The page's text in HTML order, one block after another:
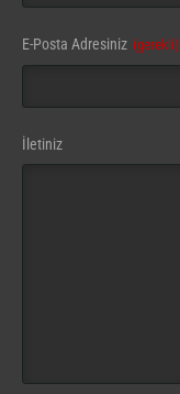
Contact
Email (gerekli)
E-Posta Adresiniz (gerekli)
İletiniz